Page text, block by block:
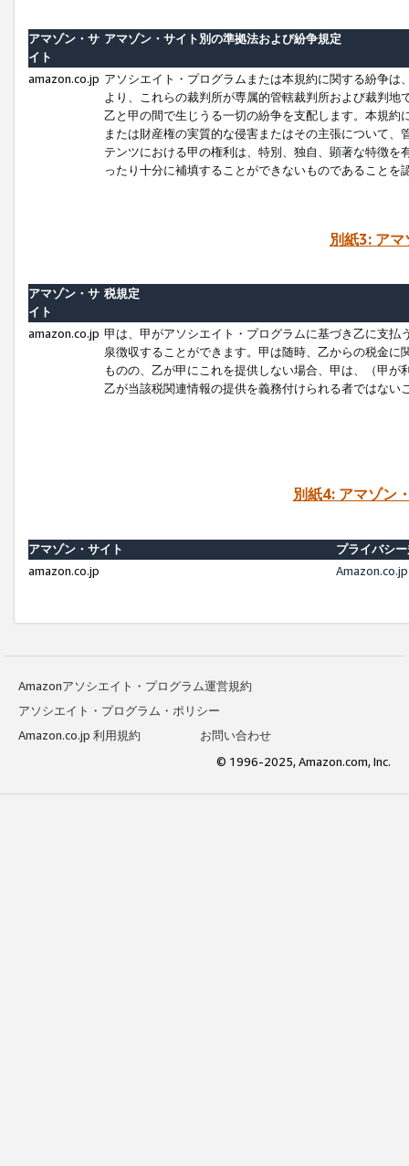
アマゾン・サ
イト
アマゾン・サイト別の準拠法および紛争規定
amazon.co.jp アソシエイト・プログラムまたは本規約に関する紛争
より、これらの裁判所が専属的管轄裁判所および裁判
乙と甲の間で生じうる一切の紛争を支配します。本規
または財産権の実質的な侵害またはその主張について
テンツにおける甲の権利は、特別、独自、顕著な特徴
ったり十分に補填することができないものであることを
別紙3: ア
アマゾン・サ
イト
税規定
amazon.co.jp 甲は、甲がアソシエイト・プログラムに基づき乙に支
泉徴収することができます。甲は随時、乙からの税金
ものの、乙が甲にこれを提供しない場合、甲は、（甲
乙が当該税関連情報の提供を義務付けられる者ではな
別紙4: アマゾン
アマゾン・サイト
プライバシ
amazon.co.jp
Amazonアソシエイト・プログラム運営規約
アソシエイト・プログラム・ポリシー
Amazon.co.jp 利用規約
お問い合わせ
© 1996-2025, Amazon.com, Inc.